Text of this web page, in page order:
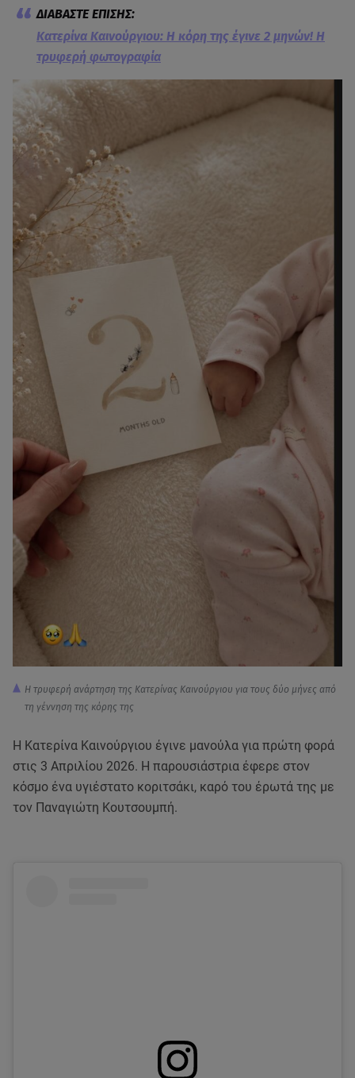
Κατερίνα Καινούργιου: Η κόρη της έγινε 2 μηνών! Η
τρυφερή φωτογραφία
Η τρυφερή ανάρτηση της Κατερίνας Καινούργιου για τους δύο μήνες από
τη γέννηση της κόρης της
Η Κατερίνα Καινούργιου έγινε μανούλα για πρώτη φορά
στις 3 Απριλίου 2026. Η παρουσιάστρια έφερε στον
κόσμο ένα υγιέστατο κοριτσάκι, καρό του έρωτά της με
τον Παναγιώτη Κουτσουμπή.